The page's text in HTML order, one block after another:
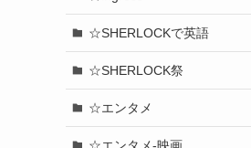
☆SHERLOCKで英語
☆SHERLOCK祭
☆エンタメ
☆エンタメ-映画